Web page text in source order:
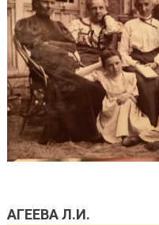
АГЕЕВА Л.И.